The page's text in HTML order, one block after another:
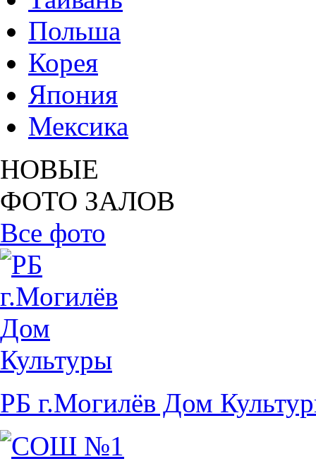
Польша
Корея
Япония
Мексика
НОВЫЕ
ФОТО ЗАЛОВ
Все фото
РБ г.Могилёв Дом